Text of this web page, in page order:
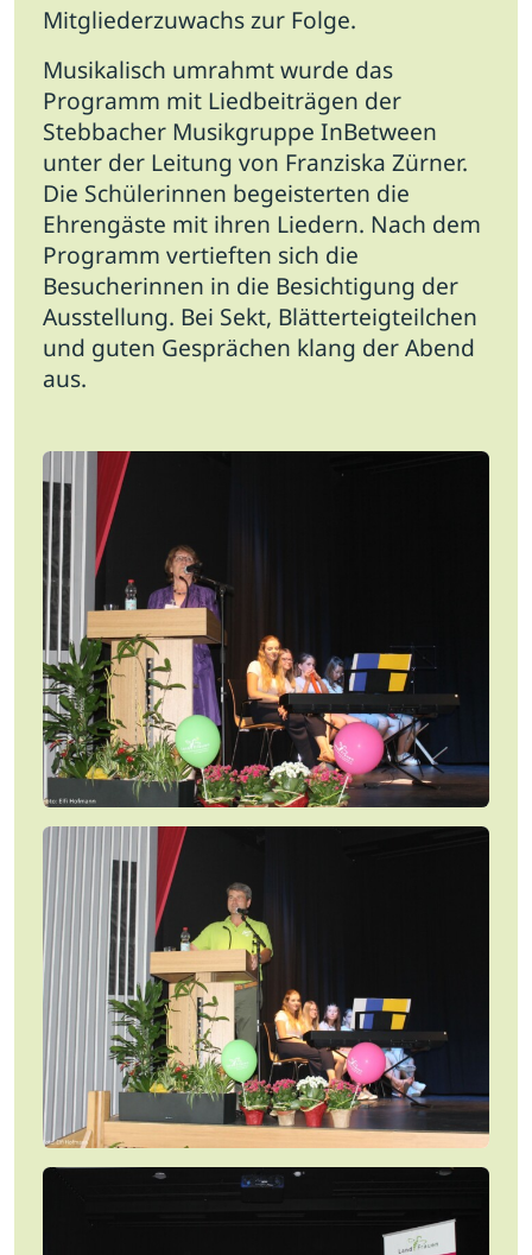
Mitgliederzuwachs zur Folge.
Musikalisch umrahmt wurde das
Programm mit Liedbeiträgen der
Stebbacher Musikgruppe InBetween
unter der Leitung von Franziska Zürner.
Die Schülerinnen begeisterten die
Ehrengäste mit ihren Liedern. Nach dem
Programm vertieften sich die
Besucherinnen in die Besichtigung der
Ausstellung. Bei Sekt, Blätterteigteilchen
und guten Gesprächen klang der Abend
aus.